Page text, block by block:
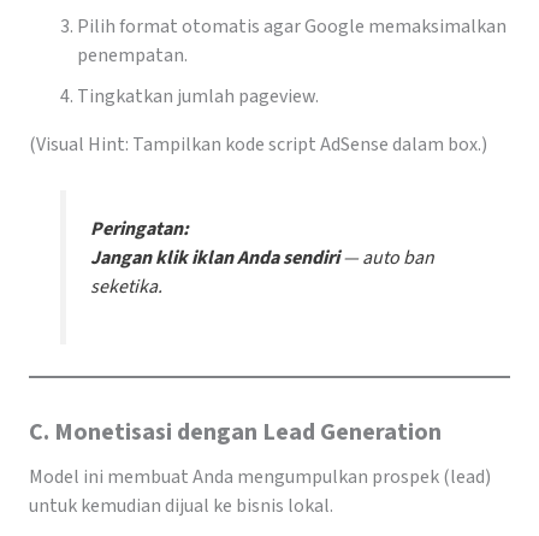
Pilih format otomatis agar Google memaksimalkan
penempatan.
Tingkatkan jumlah pageview.
(Visual Hint: Tampilkan kode script AdSense dalam box.)
Peringatan:
Jangan klik iklan Anda sendiri—auto ban
seketika.
C. Monetisasi dengan Lead Generation
Model ini membuat Anda mengumpulkan prospek (lead)
untuk kemudian dijual ke bisnis lokal.